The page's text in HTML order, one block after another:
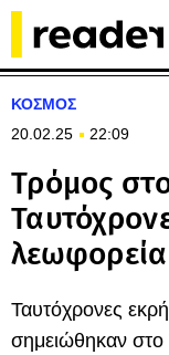
ΚΟΣΜΟΣ
20.02.25
22:09
Τρόμος
λεωφορεία
Ταυτόχρονες
σημειώθηκαν στο